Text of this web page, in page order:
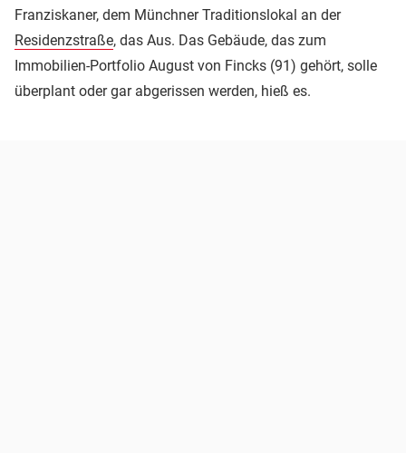
Franziskaner, dem Münchner Traditionslokal an der
Residenzstraße, das Aus. Das Gebäude, das zum
Immobilien-Portfolio August von Fincks (91) gehört, solle
überplant oder gar abgerissen werden, hieß es.